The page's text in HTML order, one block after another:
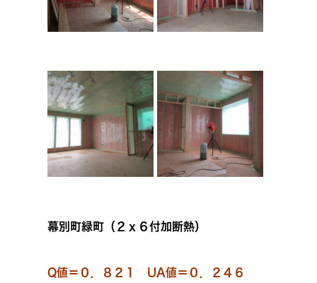
幕別町緑町（２ｘ６付加断熱）
Q値＝０．８２１ UA値＝０．２４６